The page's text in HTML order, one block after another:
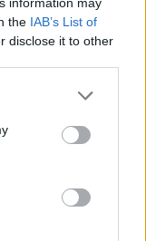
the IAB’s List of
disclose it to other